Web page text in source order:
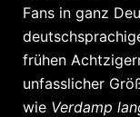
Fans in ganz
frühen
unfasslicher
wie Verdamp